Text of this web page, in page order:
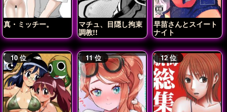
真・ミッチー。
マチュ、目隠し拘束
調教!!
早苗さんとスイート
ナイト